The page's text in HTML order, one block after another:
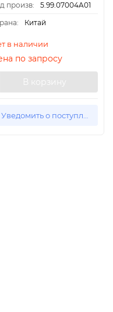
произв:
5.99.07004A01
Китай
в наличии
по запросу
В корзину
Уведомить о поступлении